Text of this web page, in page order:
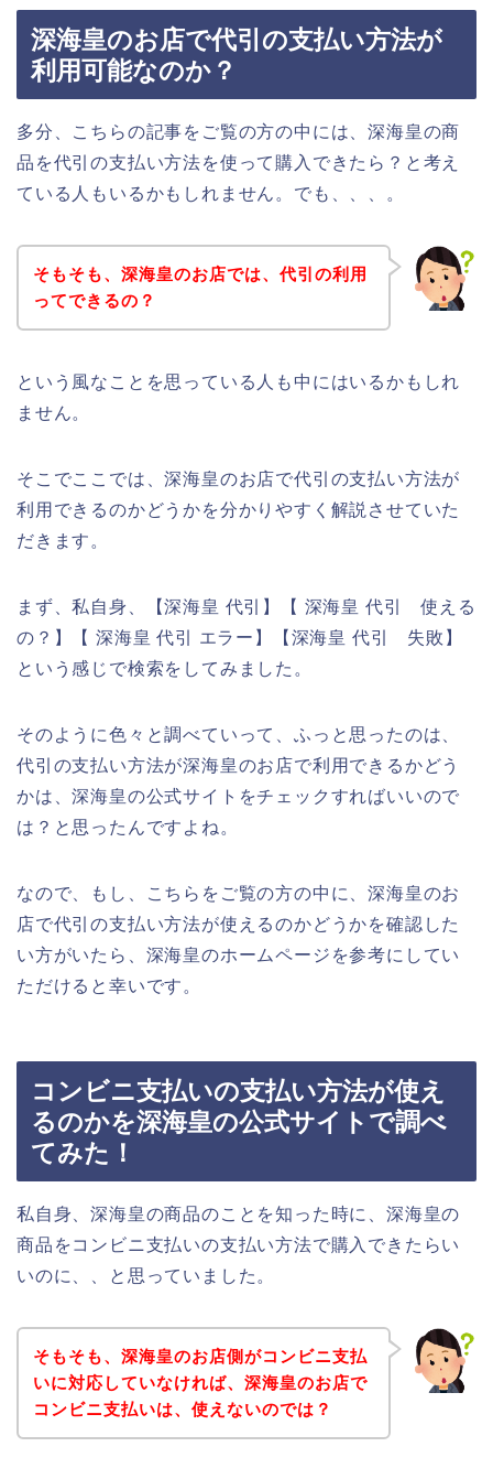
深海皇のお店で代引の支払い方法が
利用可能なのか？
多分、こちらの記事をご覧の方の中には、深海皇の商
品を代引の支払い方法を使って購入できたら？と考え
ている人もいるかもしれません。でも、、、。
そもそも、深海皇のお店では、代引の利用
ってできるの？
という風なことを思っている人も中にはいるかもしれ
ません。
そこでここでは、深海皇のお店で代引の支払い方法が
利用できるのかどうかを分かりやすく解説させていた
だきます。
まず、私自身、【深海皇 代引】【 深海皇 代引 使える
の？】【 深海皇 代引 エラー】【深海皇 代引 失敗】
という感じで検索をしてみました。
そのように色々と調べていって、ふっと思ったのは、
代引の支払い方法が深海皇のお店で利用できるかどう
かは、深海皇の公式サイトをチェックすればいいので
は？と思ったんですよね。
なので、もし、こちらをご覧の方の中に、深海皇のお
店で代引の支払い方法が使えるのかどうかを確認した
い方がいたら、深海皇のホームページを参考にしてい
ただけると幸いです。
コンビニ支払いの支払い方法が使え
るのかを深海皇の公式サイトで調べ
てみた！
私自身、深海皇の商品のことを知った時に、深海皇の
商品をコンビニ支払いの支払い方法で購入できたらい
いのに、、と思っていました。
そもそも、深海皇のお店側がコンビニ支払
いに対応していなければ、深海皇のお店で
コンビニ支払いは、使えないのでは？